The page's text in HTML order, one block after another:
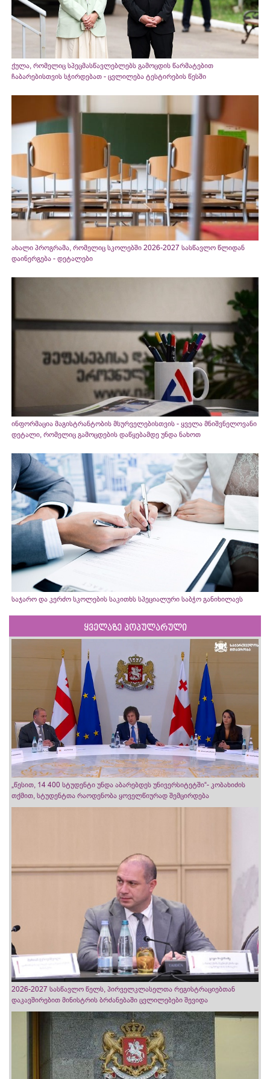
ქულა, რომელიც სპეცმასწავლებლებს გამოცდის წარმატებით
ჩაბარებისთვის სჭირდებათ - ცვლილება ტესტირების წესში
ახალი პროგრამა, რომელიც სკოლებში 2026-2027 სასწავლო წლიდან
დაინერგება - დეტალები
ინფორმაცია მაგისტრანტობის მსურველებისთვის - ყველა მნიშვნელოვანი
დეტალი, რომელიც გამოცდების დაწყებამდე უნდა ნახოთ
საჯარო და კერძო სკოლების საკითხს სპეციალური საბჭო განიხილავს
ყველაზე პოპულარული
„წესით, 14 400 სტუდენტი უნდა აბარებდეს უნივერსიტეტში“- კობახიძის
თქმით, სტუდენტთა რაოდენობა ყოველწიურად შემცირდება
2026-2027 სასწავლო წელს, პირველკლასელთა რეგისტრაციებთან
დაკავშირებით მინისტრის ბრძანებაში ცვლილებები შევიდა